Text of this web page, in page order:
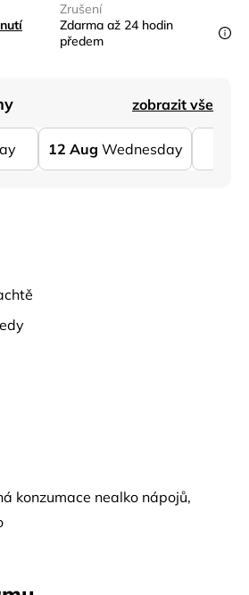
Zrušení
Zdarma až 24 hodin
předem
zobrazit vše
12 Aug Wednesday
konzumace nealko nápojů,